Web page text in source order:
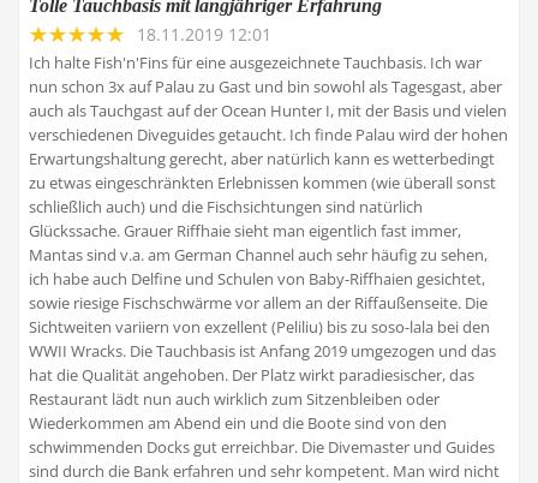
Tolle Tauchbasis mit langjähriger Erfahrung
18.11.2019 12:01
Ich halte Fish'n'Fins für eine ausgezeichnete Tauchbasis. Ich war
nun schon 3x auf Palau zu Gast und bin sowohl als Tagesgast, aber
auch als Tauchgast auf der Ocean Hunter I, mit der Basis und vielen
verschiedenen Diveguides getaucht. Ich finde Palau wird der hohen
Erwartungshaltung gerecht, aber natürlich kann es wetterbedingt
zu etwas eingeschränkten Erlebnissen kommen (wie überall sonst
schließlich auch) und die Fischsichtungen sind natürlich
Glückssache. Grauer Riffhaie sieht man eigentlich fast immer,
Mantas sind v.a. am German Channel auch sehr häufig zu sehen,
ich habe auch Delfine und Schulen von Baby-Riffhaien gesichtet,
sowie riesige Fischschwärme vor allem an der Riffaußenseite. Die
Sichtweiten variiern von exzellent (Peliliu) bis zu soso-lala bei den
WWII Wracks. Die Tauchbasis ist Anfang 2019 umgezogen und das
hat die Qualität angehoben. Der Platz wirkt paradiesischer, das
Restaurant lädt nun auch wirklich zum Sitzenbleiben oder
Wiederkommen am Abend ein und die Boote sind von den
schwimmenden Docks gut erreichbar. Die Divemaster und Guides
sind durch die Bank erfahren und sehr kompetent. Man wird nicht